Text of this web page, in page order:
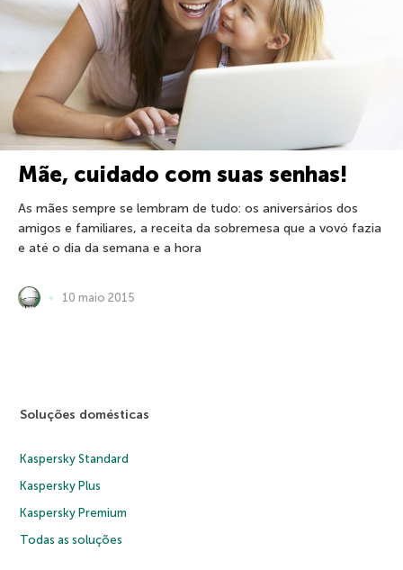
Mãe, cuidado com suas senhas!
As mães sempre se lembram de tudo: os aniversários dos
amigos e familiares, a receita da sobremesa que a vovó fazia
e até o dia da semana e a hora
10 maio 2015
Soluções domésticas
Kaspersky Standard
Kaspersky Plus
Kaspersky Premium
Todas as soluções